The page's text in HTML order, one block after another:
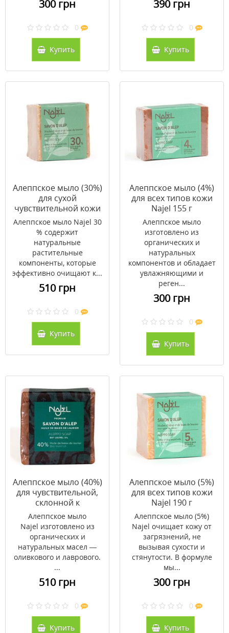
300 грн
0
Купить
390 грн
0
Купить
Алеппское мыло (30%)
для сухой
чувствительной кожи
Najel 170 г
Алеппское мыло Najel 30
% содержит
натуральные
растительные
компоненты, которые
эффективно очищают к...
510 грн
0
Купить
Алеппское мыло (4%)
для всех типов кожи
Najel 155 г
Алеппское мыло
изготовлено из
органических и
натуральных
компонентов и обладает
увлажняющими и
реген...
300 грн
0
Купить
Алеппское мыло (40%)
для чувствительной,
склонной к
раздражениям кожи
Najel 185 г
Алеппское мыло
Najel изготовлено из
органических и
натуральных масел —
оливкового и лаврового.
...
510 грн
0
Купить
Алеппское мыло (5%)
для всех типов кожи
Najel 190 г
Алеппское мыло (5%)
Najel очищает кожу от
загрязнений, не
вызывая сухости и
стянутости. В формуле
мы...
300 грн
0
Купить